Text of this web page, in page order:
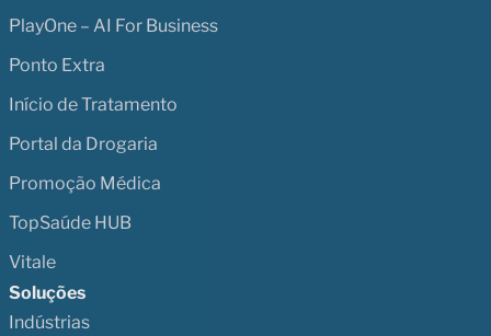
PlayOne – AI For Business
Ponto Extra
Início de Tratamento
Portal da Drogaria
Promoção Médica
TopSaúde HUB
Vitale
Soluções
Indústrias